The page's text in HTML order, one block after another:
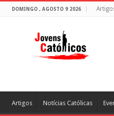
DOMINGO , AGOSTO 9 2026
Artigos Notícias Católicas